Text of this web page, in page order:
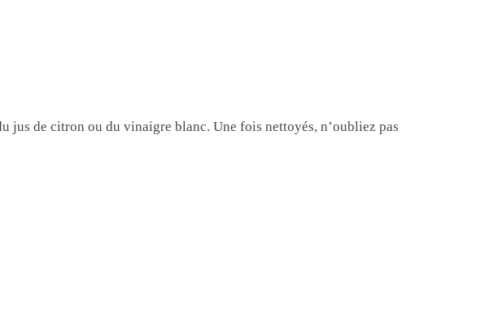
jus de citron ou du vinaigre blanc. Une fois nettoyés, n’oubliez pas